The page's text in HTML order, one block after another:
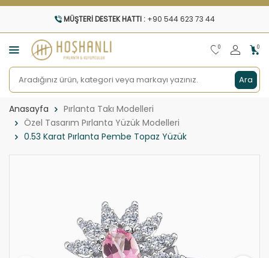
MÜŞTERI DESTEK HATTI : +90 544 623 73 44
Ara
0 0
Anasayfa
Pırlanta Takı Modelleri
Özel Tasarım Pırlanta Yüzük Modelleri
0.53 Karat Pırlanta Pembe Topaz Yüzük